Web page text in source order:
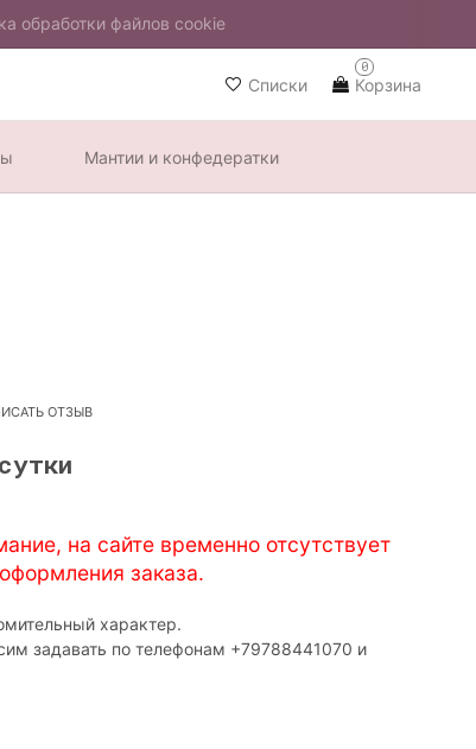
обработки файлов cookie
Списки Корзина
0
Мантии и конфедератки
ОТЗЫВ
на сайте временно отсутствует
заказа.
характер.
задавать по телефонам ‎+79788441070 и